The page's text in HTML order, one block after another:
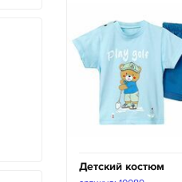
Детский костюм